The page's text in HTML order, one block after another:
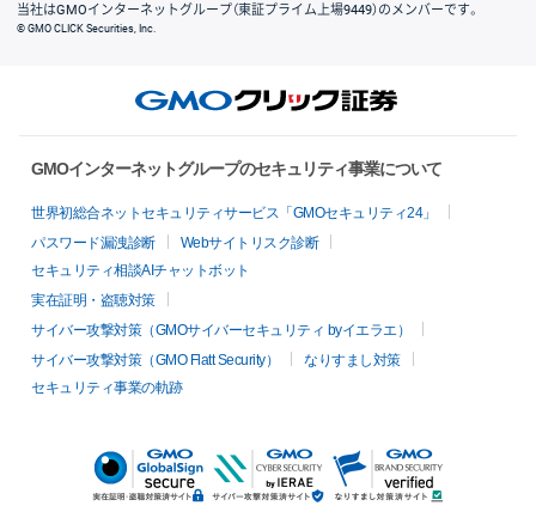
当社はGMOインターネットグループ（東証プライム上場9449）のメンバーです。
© GMO CLICK Securities, Inc.
GMOインターネットグループのセキュリティ事業について
世界初総合ネットセキュリティサービス「GMOセキュリティ24」
パスワード漏洩診断
Webサイトリスク診断
セキュリティ相談AIチャットボット
実在証明・盗聴対策
サイバー攻撃対策（GMOサイバーセキュリティ byイエラエ）
サイバー攻撃対策（GMO Flatt Security）
なりすまし対策
セキュリティ事業の軌跡